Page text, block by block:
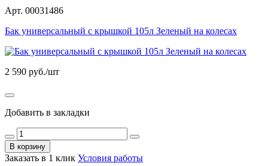
Арт. 00031486
Бак универсальный с крышкой 105л Зеленый на колесах
2 590 руб./шт
Добавить в закладки
В корзину
Заказать в 1 клик Условия работы